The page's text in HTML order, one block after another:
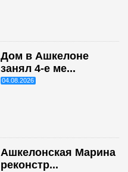
Дом в Ашкелоне
занял 4-е ме...
04.08.2026
Ашкелонская Марина
реконстр...